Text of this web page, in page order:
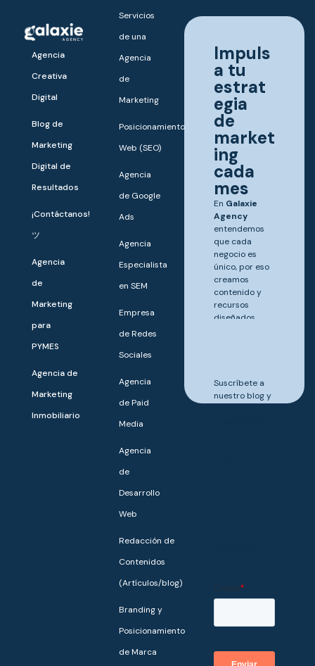
Agencia
Creativa
Digital
Blog de
Marketing
Digital de
Resultados
¡Contáctanos!
ツ
Agencia
de
Marketing
para
PYMES
Agencia de
Marketing
Inmobiliario
Servicios
de una
Agencia
de
Marketing
Posicionamiento
Web (SEO)
Agencia
de Google
Ads
Agencia
Especialista
en SEM
Empresa
de Redes
Sociales
Agencia
de Paid
Media
Agencia
de
Desarrollo
Web
Redacción de
Contenidos
(Artículos/blog)
Branding y
Posicionamiento
de Marca
Impuls
a tu
estrat
egia
de
market
ing
cada
mes
En Galaxie
Agency
entendemos
que cada
negocio es
único, por eso
creamos
contenido y
recursos
diseñados
Suscríbete a
nuestro blog y